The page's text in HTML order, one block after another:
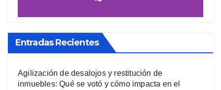
Entradas Recientes
Agilización de desalojos y restitución de
inmuebles: Qué se votó y cómo impacta en el